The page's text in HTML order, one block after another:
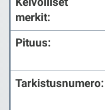
merkit:
Pituus:
Tarkistusnumero: